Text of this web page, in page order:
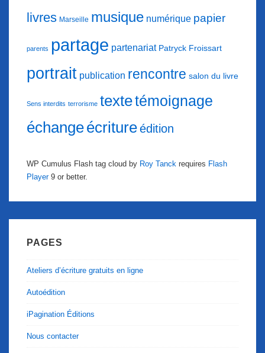
livres Marseille musique numérique papier
parents partage partenariat Patryck Froissart
portrait publication rencontre salon du livre
Sens interdits terrorisme textetémoignage
échangeécritureédition
WP Cumulus Flash tag cloud by Roy Tanck requires Flash
Player9 or better.
PAGES
Ateliers d’écriture gratuits en ligne
Autoédition
iPagination Éditions
Nous contacter